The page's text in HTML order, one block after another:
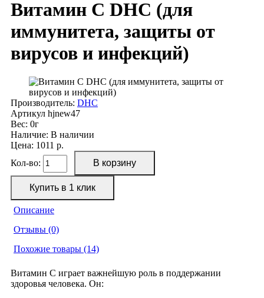
Витамин C DHC (для
иммунитета, защиты от
вирусов и инфекций)
Производитель: DHC
Артикул hjnew47
Вес: 0г
Наличие: В наличии
Цена: 1011 р.
Кол-во:
Описание
Отзывы (0)
Похожие товары (14)
Витамин С играет важнейшую роль в поддержании
здоровья человека. Он: